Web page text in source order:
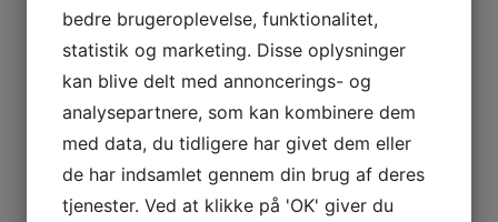
JesBelt®A
JesBelt®S
JesBelt®D
JesBelt®F
JesBelt® Z
JesBuffer
bedre brugeroplevelse, funktionalitet,
statistik og marketing. Disse oplysninger
kan blive delt med annoncerings- og
analysepartnere, som kan kombinere dem
med data, du tidligere har givet dem eller
de har indsamlet gennem din brug af deres
tjenester. Ved at klikke på 'OK' giver du